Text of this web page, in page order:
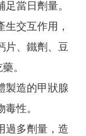
當日劑量。
交互作用，
片、鐵劑、豆
。
製造的甲狀腺
性。
過多劑量，造